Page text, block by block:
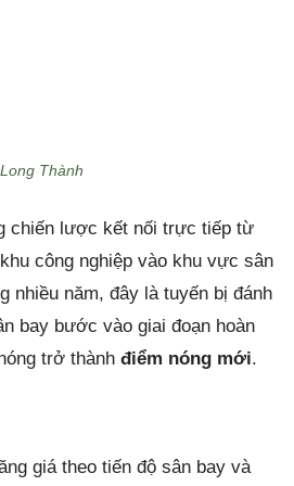
Thành
chiến lược kết nối trực tiếp từ
công nghiệp vào khu vực sân
nhiều năm, đây là tuyến bị đánh
bay bước vào giai đoạn hoàn
trở thành điểm nóng mới.
giá theo tiến độ sân bay và